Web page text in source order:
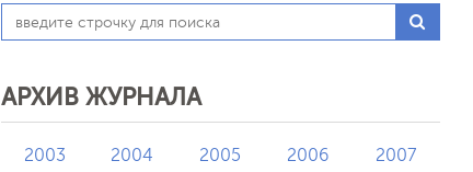
АРХИВ ЖУРНАЛА
2003 2004 2005 2006 2007